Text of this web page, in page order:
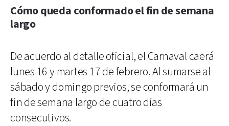
Cómo queda conformado el fin de semana
largo
De acuerdo al detalle oficial, el Carnaval caerá
lunes 16 y martes 17 de febrero. Al sumarse al
sábado y domingo previos, se conformará un
fin de semana largo de cuatro días
consecutivos.